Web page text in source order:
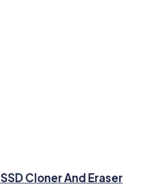
Cloner And Eraser